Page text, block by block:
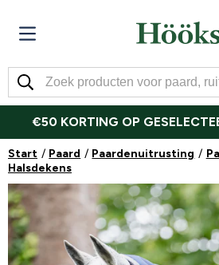
€50 KORTING OP
Start Paard Paardenuitrusting
Halsdekens